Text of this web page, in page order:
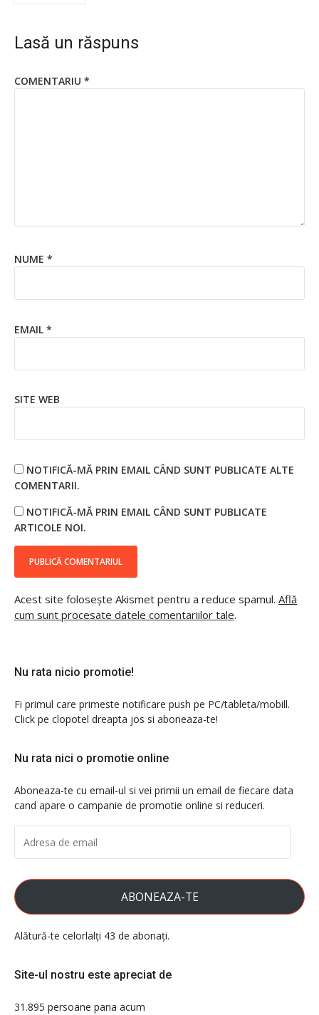
Lasă un răspuns
COMENTARIU *
NUME *
EMAIL *
SITE WEB
NOTIFICĂ-MĂ PRIN EMAIL CÂND SUNT PUBLICATE ALTE
COMENTARII.
NOTIFICĂ-MĂ PRIN EMAIL CÂND SUNT PUBLICATE
ARTICOLE NOI.
Acest site folosește Akismet pentru a reduce spamul. Află
cum sunt procesate datele comentariilor tale.
Nu rata nicio promotie!
Fi primul care primeste notificare push pe PC/tableta/mobill.
Click pe clopotel dreapta jos si aboneaza-te!
Nu rata nici o promotie online
Aboneaza-te cu email-ul si vei primii un email de fiecare data
cand apare o campanie de promotie online si reduceri.
DE
EMAIL
ABONEAZA-TE
Alătură-te celorlalți 43 de abonați.
Site-ul nostru este apreciat de
31.895 persoane pana acum